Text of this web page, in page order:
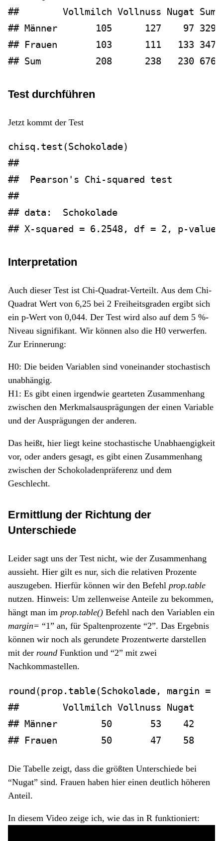
##        Vollmilch Vollnuss Nugat Sum
## Männer       105      127    97 329
## Frauen       103      111   133 347
## Sum          208      238   230 676
Test durchführen
Jetzt kommt der Test
chisq.test (Schokolade)
##
##  Pearson's Chi-squared test
##
## data:  Schokolade
## X-squared = 6.2548, df = 2, p-value
Interpretation
Auch dieser Test ist Chi-Quadrat-Verteilt. Aus dem Chi-
Quadrat Wert von 6,25 bei 2 Freiheitsgraden ergibt sich
ein p-Wert von 0,044. Der Test wird also auf dem 5 %-
Niveau signifikant. Wir können also die H0 verwerfen.
Zur Erinnerung:
H0: Die beiden Variablen sind voneinander stochastisch
unabhängig.
H1: Es gibt einen irgendwie gearteten Zusammenhang
zwischen den Merkmalsausprägungen der einen Variable
und der Ausprägungen der anderen.
Das heißt, hier liegt keine stochastische Unabhaengigkeit
vor, oder anders gesagt, es gibt einen Zusammenhang
zwischen der Schokoladenpräferenz und dem
Geschlecht.
Ermittlung der Richtung der
Unterschiede
Leider sagt uns der Test nicht, wie der Zusammenhang
aussieht. Hier gilt es nur, sich die relativen Prozente
auszugeben. Hierfür können wir den Befehl prop.table
nutzen. Hinweis: Um zellenweise Anteile zu bekommen,
hängt man im prop.table() Befehl nach den Variablen ein
margin= “1” an, für Spaltenprozente “2”. Das Ergebnis
können wir noch als gerundete Prozentwerte darstellen
mit der round Funktion und “2” mit zwei
Nachkommastellen.
round (prop.table(Schokolade, margin =
##        Vollmilch Vollnuss Nugat
## Männer        50       53    42
## Frauen        50       47    58
Die Tabelle zeigt, dass die größten Unterschiede bei
“Nugat” sind. Frauen haben hier einen deutlich höheren
Anteil.
In diesem Video zeige ich, wie das in R funktioniert: